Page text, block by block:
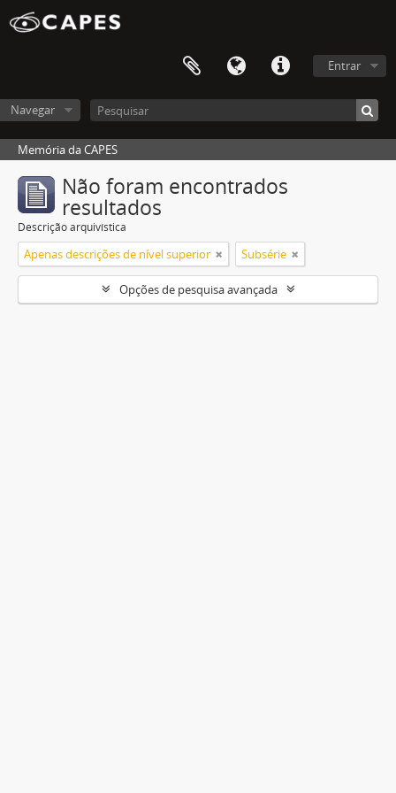
Entrar
Navegar
Memória da CAPES
Não foram encontrados
resultados
Descrição arquivística
Apenas descrições de nível superior Subsérie
Opções de pesquisa avançada